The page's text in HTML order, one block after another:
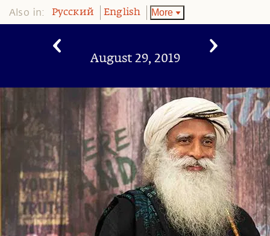
Also in: Pусский English More
August 29, 2019